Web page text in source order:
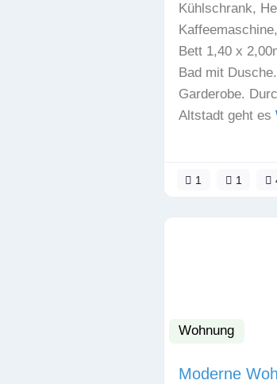
Kühlschrank,
Bett 1,40 x
Bad mit
Garderobe.
Altstadt geht es
1 1
Wohnung
Moderne